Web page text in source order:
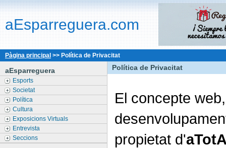
aEsparreguera.com
Pàgina principal >> Política de Privacitat
aEsparreguera
Esports
Societat
Política
Cultura
Exposicions Virtuals
Entrevista
Seccions
Política de Privacitat
El concepte
propietat d'